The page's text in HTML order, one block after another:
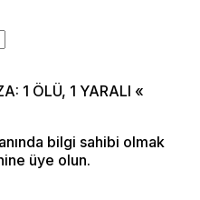
bilgi sahibi olmak
üye olun.